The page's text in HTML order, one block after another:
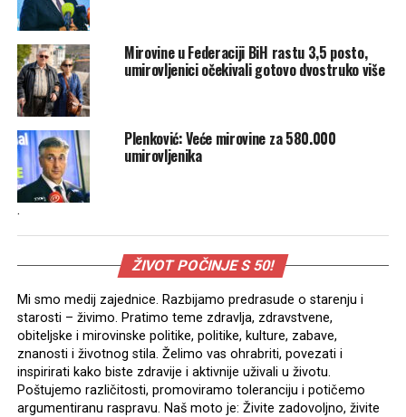
Mirovine u Federaciji BiH rastu 3,5 posto,
umirovljenici očekivali gotovo dvostruko više
Plenković: Veće mirovine za 580.000
umirovljenika
.
ŽIVOT POČINJE S 50!
Mi smo medij zajednice. Razbijamo predrasude o starenju i
starosti – živimo. Pratimo teme zdravlja, zdravstvene,
obiteljske i mirovinske politike, politike, kulture, zabave,
znanosti i životnog stila. Želimo vas ohrabriti, povezati i
inspirirati kako biste zdravije i aktivnije uživali u životu.
Poštujemo različitosti, promoviramo toleranciju i potičemo
argumentiranu raspravu. Naš moto je: Živite zadovoljno, živite